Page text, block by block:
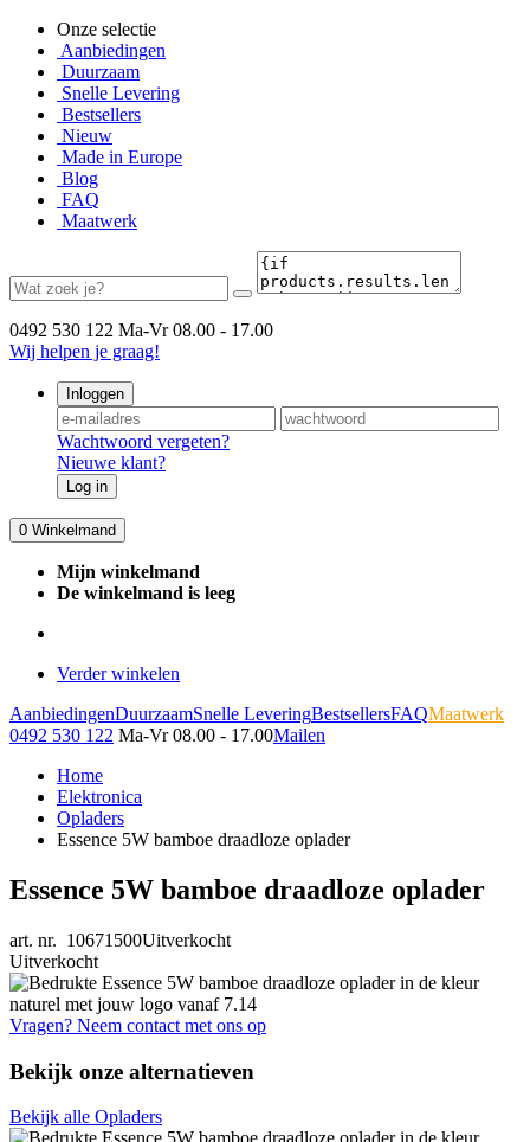
Onze selectie
Aanbiedingen
Duurzaam
Snelle Levering
Bestsellers
Nieuw
Made in Europe
Blog
FAQ
Maatwerk
0492 530 122 Ma-Vr 08.00 - 17.00
Wij helpen je graag!
Inloggen
Wachtwoord vergeten?
Nieuwe klant?
Log in
0 Winkelmand
Mijn winkelmand
De winkelmand is leeg
Verder winkelen
AanbiedingenDuurzaamSnelle LeveringBestsellersFAQMaatwerk
0492 530 122 Ma-Vr 08.00 - 17.00Mailen
Home
Elektronica
Opladers
Essence 5W bamboe draadloze oplader
Essence 5W bamboe draadloze oplader
art. nr. 10671500Uitverkocht
Uitverkocht
Vragen? Neem contact met ons op
Bekijk onze alternatieven
Bekijk alle Opladers